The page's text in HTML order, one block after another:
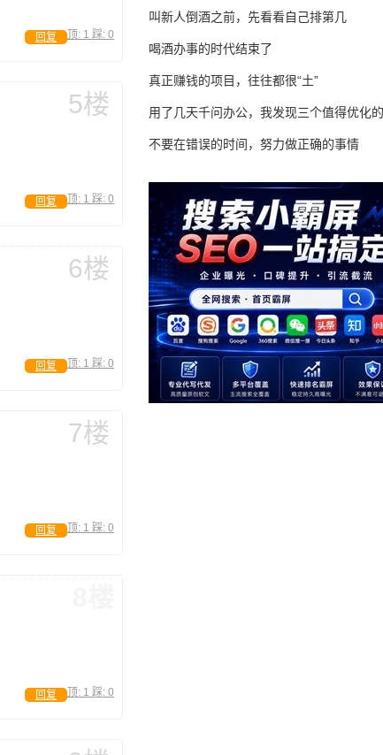
顶: 1 踩: 0
回复
5楼
顶: 1 踩: 0
回复
6楼
顶: 1 踩: 0
回复
7楼
顶: 1 踩: 0
回复
顶: 1 踩: 0
回复
叫新人倒酒之前，先看看自己排第几
喝酒办事的时代结束了
真正赚钱的项目，往往都很“土”
用了几天千问办公，我发现三个值得优化
不要在错误的时间，努力做正确的事情